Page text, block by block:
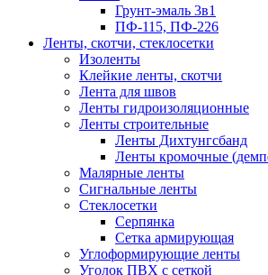
Грунт-эмаль 3в1
ПФ-115, ПФ-226
Ленты, скотчи, стеклосетки
Изоленты
Клейкие ленты, скотчи
Лента для швов
Ленты гидроизоляционные
Ленты строительные
Ленты Дихтунгсбанд
Ленты кромочные
Малярные ленты
Сигнальные ленты
Стеклосетки
Серпянка
Сетка армирующая
Углоформирующие ленты
Уголок ПВХ с сеткой